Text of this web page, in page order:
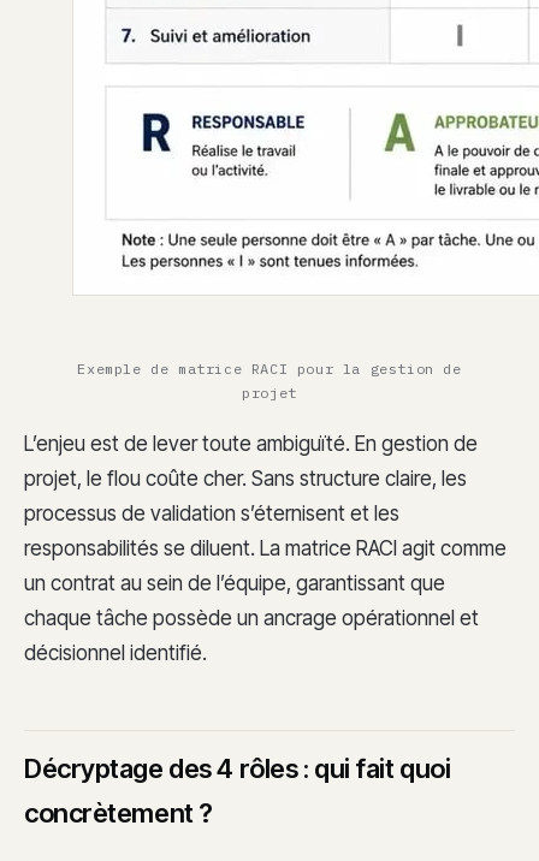
Exemple de matrice RACI pour la gestion de
projet
L’enjeu est de lever toute ambiguïté. En gestion de
projet, le flou coûte cher. Sans structure claire, les
processus de validation s’éternisent et les
responsabilités se diluent. La matrice RACI agit comme
un contrat au sein de l’équipe, garantissant que
chaque tâche possède un ancrage opérationnel et
décisionnel identifié.
Décryptage des 4 rôles : qui fait quoi
concrètement ?